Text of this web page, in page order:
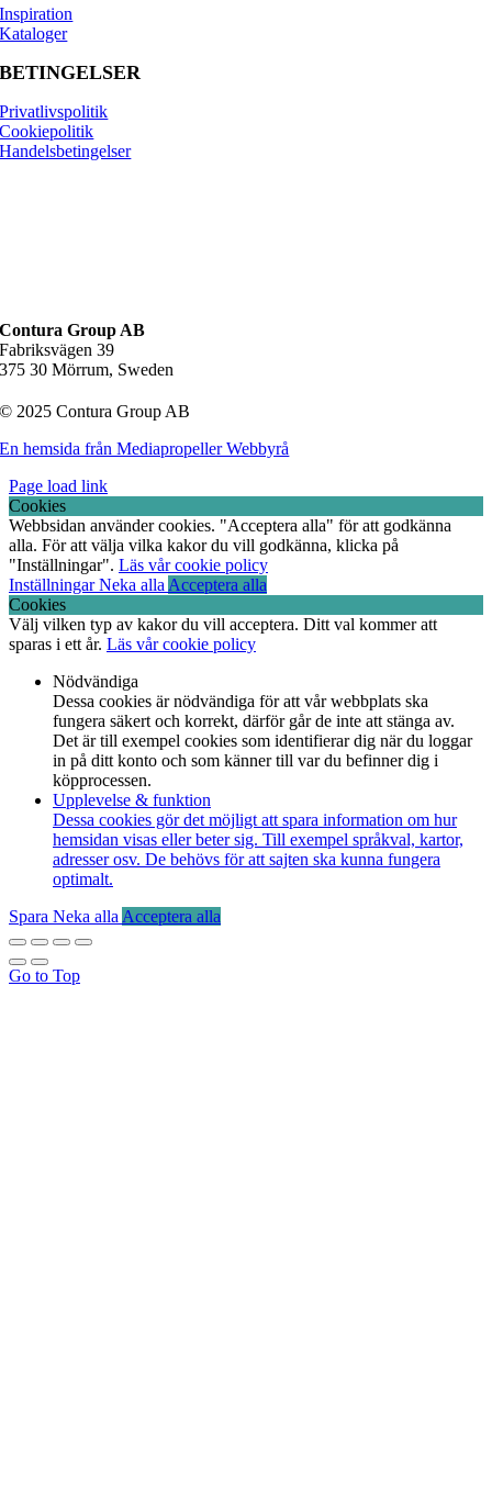
Inspiration
Kataloger
BETINGELSER
Privatlivspolitik
Cookiepolitik
Handelsbetingelser
Contura Group AB
Fabriksvägen 39
375 30 Mörrum, Sweden
© 2025 Contura Group AB
En hemsida från Mediapropeller Webbyrå
Page load link
Cookies
Webbsidan använder cookies. "Acceptera alla" för att godkänna
alla. För att välja vilka kakor du vill godkänna, klicka på
"Inställningar". Läs vår cookie policy
InställningarNeka alla Acceptera alla
Cookies
Välj vilken typ av kakor du vill acceptera. Ditt val kommer att
sparas i ett år. Läs vår cookie policy
Nödvändiga
Dessa cookies är nödvändiga för att vår webbplats ska
fungera säkert och korrekt, därför går de inte att stänga av.
Det är till exempel cookies som identifierar dig när du loggar
in på ditt konto och som känner till var du befinner dig i
köpprocessen.
Upplevelse & funktion
Dessa cookies gör det möjligt att spara information om hur
hemsidan visas eller beter sig. Till exempel språkval, kartor,
adresser osv. De behövs för att sajten ska kunna fungera
optimalt.
Spara Neka alla Acceptera alla
Go to Top